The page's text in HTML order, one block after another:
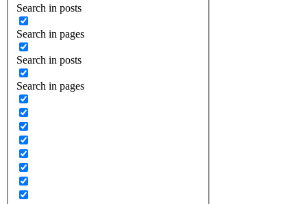
Search in posts
Search in pages
Search in posts
Search in pages